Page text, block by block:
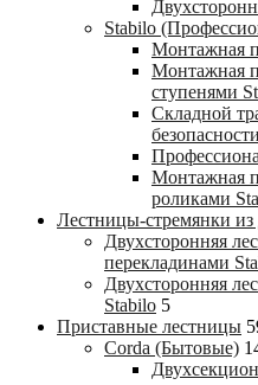
Stabilo
Монтажная
Монтажная
ступенями
Складной
Монтажная
роликами
Лестницы-стремянки из
Двухсторонняя
перекладинами
Двухсторонняя
Stabilo 5
Приставные лестницы
Corda (Бытовые)